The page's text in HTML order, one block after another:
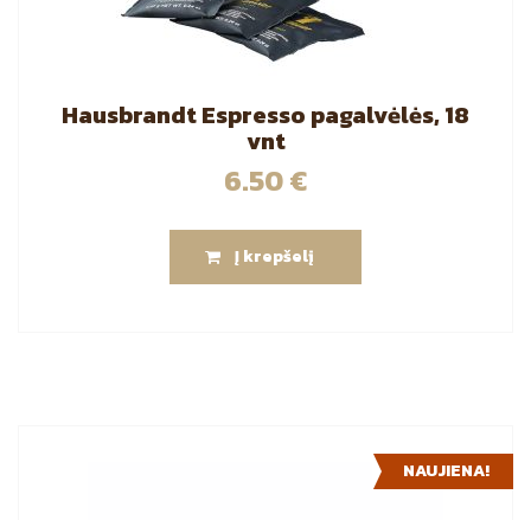
Hausbrandt Espresso pagalvėlės, 18
vnt
6.50€
Į krepšelį
NAUJIENA!